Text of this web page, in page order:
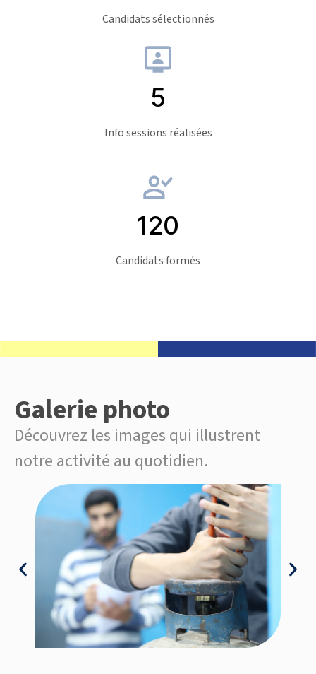
Candidats sélectionnés
5
Info sessions réalisées
120
Candidats formés
Galerie photo
Découvrez les images qui illustrent
notre activité au quotidien.